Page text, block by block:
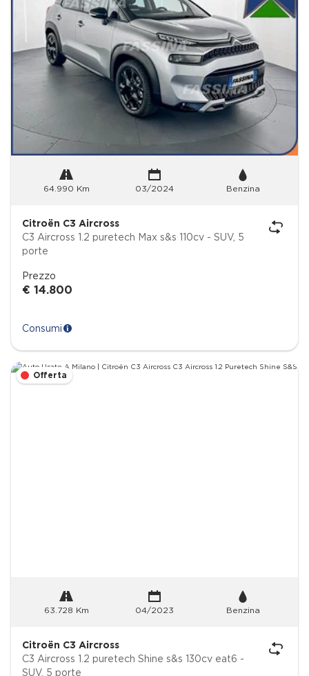
64.990 Km 03/2024 Benzina
Citroën C3 Aircross
C3 Aircross 1.2 puretech Max s&s 110cv - SUV, 5
porte
Prezzo
€ 14.800
Consumi
Offerta
63.728 Km 04/2023 Benzina
Citroën C3 Aircross
C3 Aircross 1.2 puretech Shine s&s 130cv eat6 -
SUV, 5 porte